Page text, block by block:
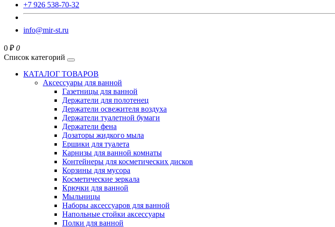
+7 926 538-70-32
info@mir-st.ru
0 ₽ 0
Список категорий
КАТАЛОГ ТОВАРОВ
Аксессуары для ванной
Газетницы для ванной
Держатели для полотенец
Держатели освежителя воздуха
Держатели туалетной бумаги
Держатели фена
Дозаторы жидкого мыла
Ершики для туалета
Карнизы для ванной комнаты
Контейнеры для косметических дисков
Корзины для мусора
Косметические зеркала
Крючки для ванной
Мыльницы
Наборы аксессуаров для ванной
Напольные стойки аксессуары
Полки для ванной